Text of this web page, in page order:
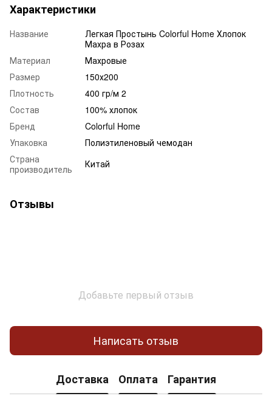
Характеристики
Название
Легкая Простынь Colorful Home Хлопок
Махра в Розах
Материал
Махровые
Размер
150х200
Плотность
400 гр/м 2
Состав
100% хлопок
Бренд
Colorful Home
Упаковка
Полиэтиленовый чемодан
Страна
производитель
Китай
Отзывы
Добавьте первый отзыв
Написать отзыв
Доставка Оплата Гарантия